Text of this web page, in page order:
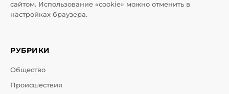
сайтом. Использование «cookie» можно отменить в
настройках браузера.
РУБРИКИ
Общество
Происшествия